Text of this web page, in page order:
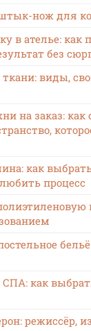
нож для
в ателье: как
без
виды,
на заказ: как
как
процесс
как
режиссёр,